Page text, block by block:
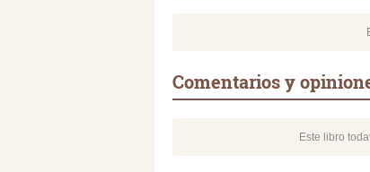
Comentarios y
Este libro